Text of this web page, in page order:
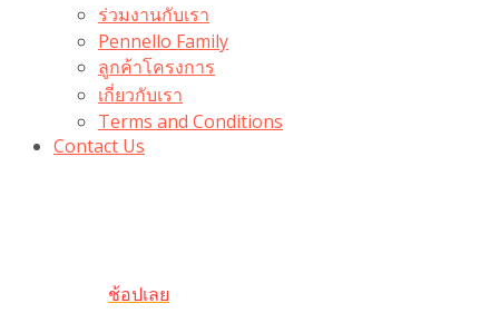
ร่วมงานกับเรา
Pennello Family
ลูกค้าโครงการ
เกี่ยวกับเรา
Terms and Conditions
Contact Us
ช้อปเลย